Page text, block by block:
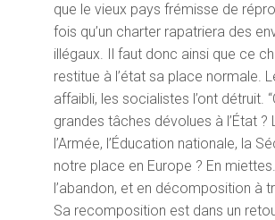
que le vieux pays frémisse de
fois qu’un charter rapatriera des
illégaux. Il faut donc ainsi que ce
restitue à l’état sa place normale.
affaibli, les socialistes l’ont détruit.
grandes tâches dévolues à l’État ?
l’Armée, l’Éducation nationale, la
notre place en Europe ? En
l’abandon, et en décomposition à
Sa recomposition est dans un